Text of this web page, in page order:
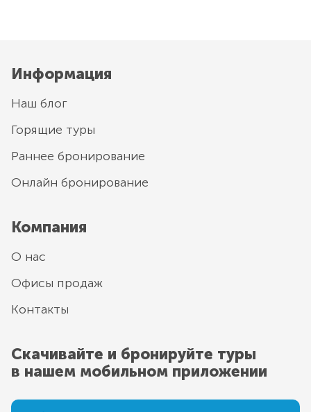
Информация
Наш блог
Горящие туры
Раннее бронирование
Онлайн бронирование
Компания
О нас
Офисы продаж
Контакты
Скачивайте и бронируйте туры
в нашем мобильном приложении